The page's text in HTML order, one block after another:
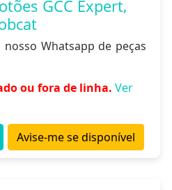
GCC Expert,
Whatsapp de peças
ou fora de linha. Ver
Avise-me se disponível